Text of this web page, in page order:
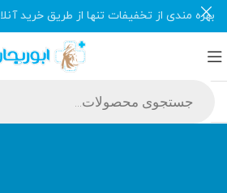
بهره مندی از تخفیفات تنها از طریق خرید